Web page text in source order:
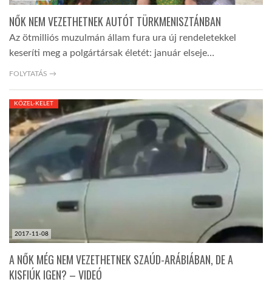
NŐK NEM VEZETHETNEK AUTÓT TÜRKMENISZTÁNBAN
Az ötmilliós muzulmán állam fura ura új rendeletekkel
keseríti meg a polgártársak életét: január elseje…
FOLYTATÁS →
2017-11-08
KÖZEL-KELET
A NŐK MÉG NEM VEZETHETNEK SZAÚD-ARÁBIÁBAN, DE A
KISFIÚK IGEN? – VIDEÓ